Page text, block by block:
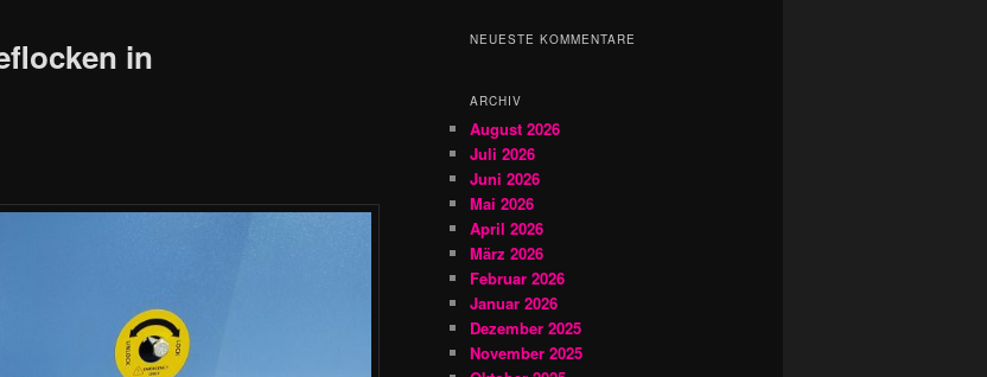
in
h
NEUESTE KOMMENTARE
ARCHIV
August 2026
Juli 2026
Juni 2026
Mai 2026
April 2026
März 2026
Februar 2026
Januar 2026
Dezember 2025
November 2025